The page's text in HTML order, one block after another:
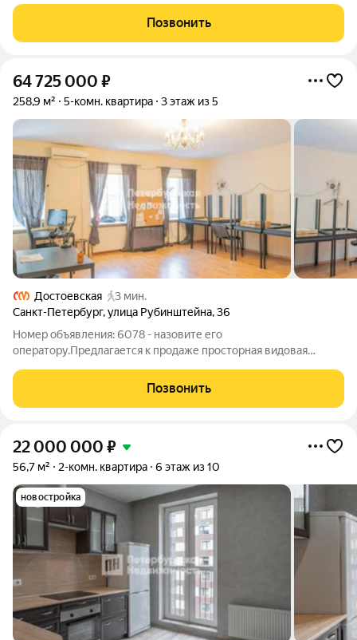
инвестирования. Студия полностью
Позвонить
64 725 000 ₽
258,9 м² 5-комн. квартира 3 этаж из 5
Достоевская
3 мин.
Санкт-Петербург,улица Рубинштейна,36
Номер объявления: 6078 - назовите его
оператору.Предлагается к продаже просторная видовая
необарокко на улице Рубинштейна. Бывший доходный дом
Баструевой М.В. Парадный вход, широкая мраморная
Позвонить
22 000 000 ₽
56,7 м² 2-комн. квартира 6 этаж из 10
новостройка